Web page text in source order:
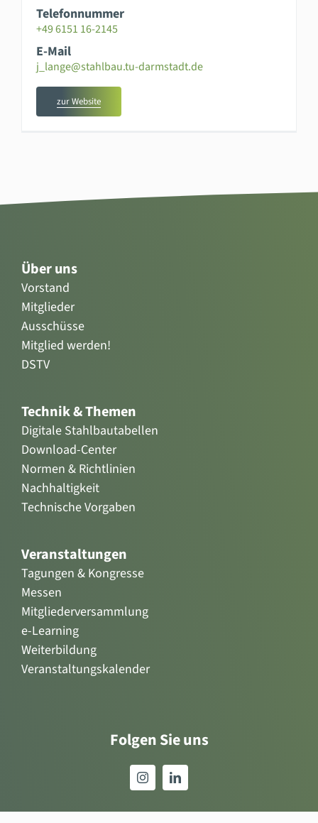
Telefonnummer
+49 6151 16-2145
E-Mail
j_lange@stahlbau.tu-darmstadt.de
zur Website
Über uns
Vorstand
Mitglieder
Ausschüsse
Mitglied werden!
DSTV
Technik & Themen
Digitale Stahlbautabellen
Download-Center
Normen & Richtlinien
Nachhaltigkeit
Technische Vorgaben
Veranstaltungen
Tagungen & Kongresse
Messen
Mitgliederversammlung
e-Learning
Weiterbildung
Veranstaltungskalender
Folgen Sie uns